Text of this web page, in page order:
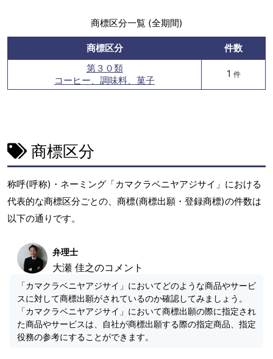
商標区分一覧 (全期間)
商標区分
件数
第３０類
コーヒー、調味料、菓子
1 件
商標区分
称呼(呼称)・ネーミング「カマクラベニヤアジサイ」における
代表的な商標区分ごとの、商標(商標出願・登録商標)の件数は
以下の通りです。
弁理士
大瀬 佳之のコメント
「カマクラベニヤアジサイ」においてどのような商品やサービ
スに対して商標出願がされているのか確認してみましょう。
「カマクラベニヤアジサイ」において商標出願の際に指定され
た商品やサービスは、自社が商標出願する際の指定商品、指定
役務の参考にすることができます。